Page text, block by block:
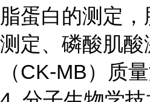
脂蛋白的测定，
测定、磷酸肌
（CK-MB）质